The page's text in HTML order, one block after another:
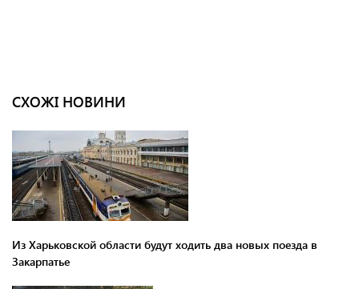
СХОЖІ НОВИНИ
Из Харьковской области будут ходить два новых поезда в
Закарпатье